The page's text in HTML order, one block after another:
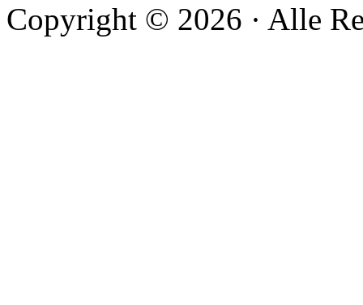
Copyright © 2026 · Alle